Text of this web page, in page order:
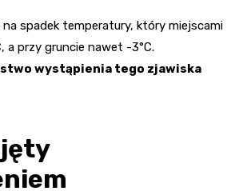
spadek temperatury, który miejscami
a przy gruncie nawet -3°C.
wystąpienia tego zjawiska